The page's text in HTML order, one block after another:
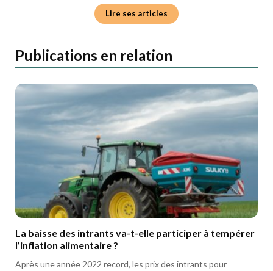
Lire ses articles
Publications en relation
La baisse des intrants va-t-elle participer à tempérer
l’inflation alimentaire ?
Après une année 2022 record, les prix des intrants pour